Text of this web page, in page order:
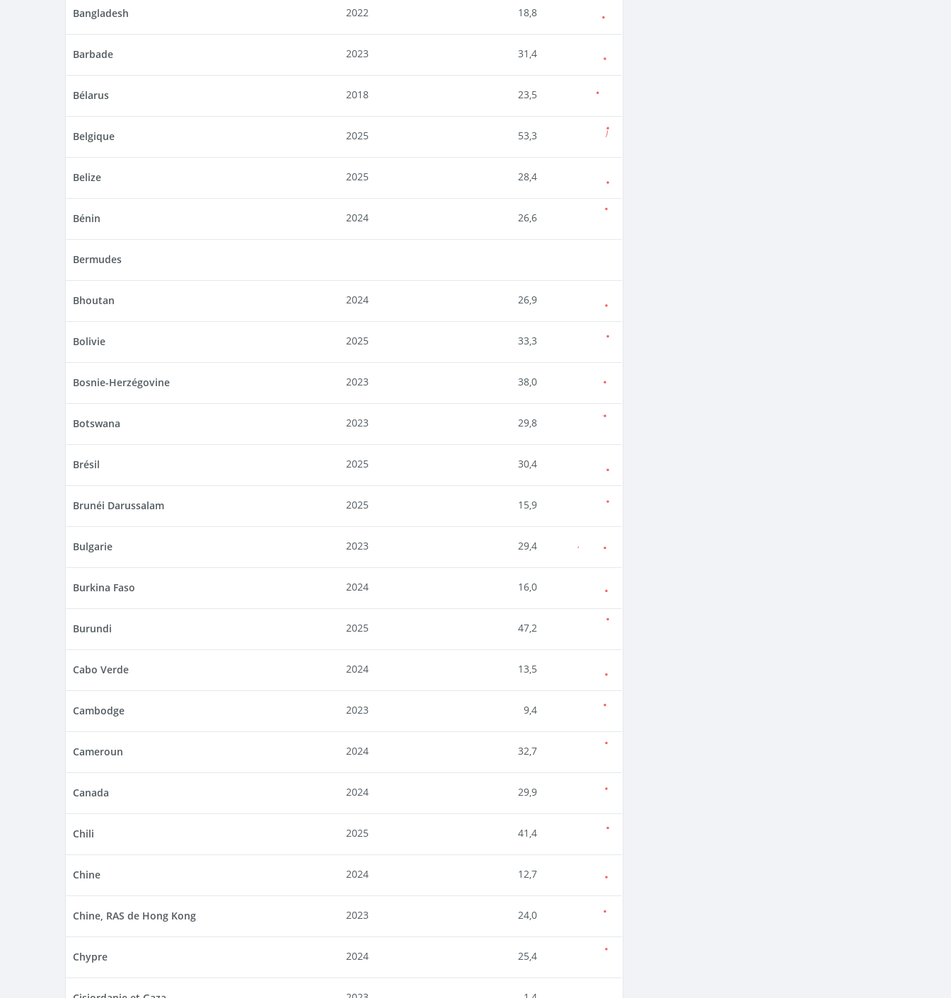
Bangladesh 2022 18,8
Barbade 2023 31,4
Bélarus 2018 23,5
Belgique 2025 53,3
Belize 2025 28,4
Bénin 2024 26,6
Bermudes
Bhoutan 2024 26,9
Bolivie 2025 33,3
Bosnie-Herzégovine 2023 38,0
Botswana 2023 29,8
Brésil 2025 30,4
Brunéi Darussalam 2025 15,9
Bulgarie 2023 29,4
Burkina Faso 2024 16,0
Burundi 2025 47,2
Cabo Verde 2024 13,5
Cambodge 2023 9,4
Cameroun 2024 32,7
Canada 2024 29,9
Chili 2025 41,4
Chine 2024 12,7
Chine, RAS de Hong Kong 2023 24,0
Chypre 2024 25,4